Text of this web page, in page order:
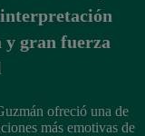
y gran fuerza
ofreció una de
más emotivas de